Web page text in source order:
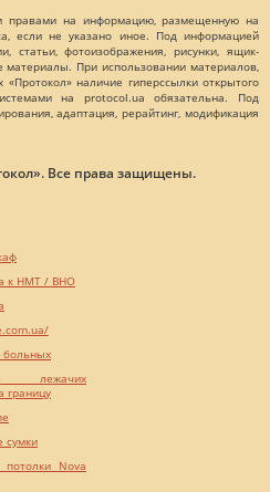
правами на информацию, размещенную на
если не указано иное. Под информацией
статьи, фотоизображения, рисунки, ящик-
материалы. При использовании материалов,
наличие гиперссылки открытого
на protocol.ua обязательна. Под
адаптация, рерайтинг, модификация
Все права защищены.
к НМТ / ВНО
больных
лежачих
границу
сумки
Nova